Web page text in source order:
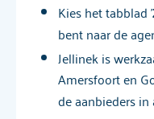
Kies het tabblad '
bent naar de
Jellinek is
Amersfoort en
de aanbieders in